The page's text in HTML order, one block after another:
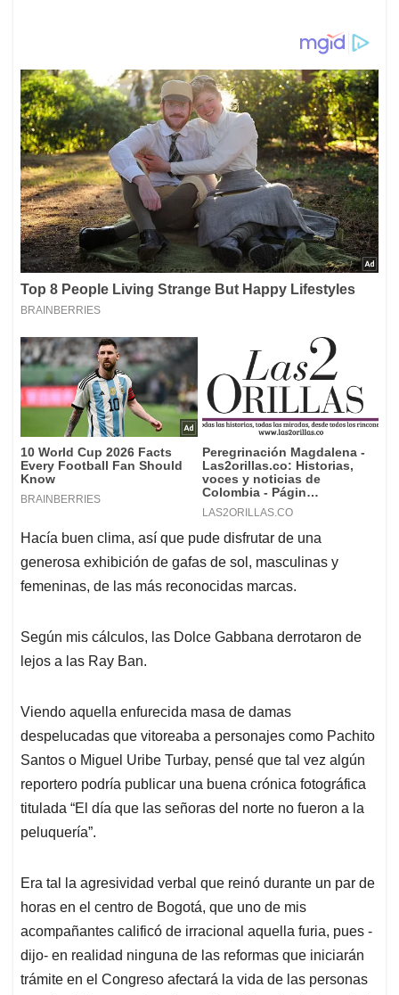
Hacía buen clima, así que pude disfrutar de una
generosa exhibición de gafas de sol, masculinas y
femeninas, de las más reconocidas marcas.
Según mis cálculos, las Dolce Gabbana derrotaron de
lejos a las Ray Ban.
Viendo aquella enfurecida masa de damas
despelucadas que vitoreaba a personajes como Pachito
Santos o Miguel Uribe Turbay, pensé que tal vez algún
reportero podría publicar una buena crónica fotográfica
titulada “El día que las señoras del norte no fueron a la
peluquería”.
Era tal la agresividad verbal que reinó durante un par de
horas en el centro de Bogotá, que uno de mis
acompañantes calificó de irracional aquella furia, pues -
dijo- en realidad ninguna de las reformas que iniciarán
trámite en el Congreso afectará la vida de las personas